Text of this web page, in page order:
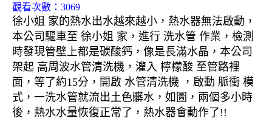
觀看次數：3069
徐小姐 家的熱水出水越來越小，熱水器無法啟動，
本公司驅車至 徐小姐 家，進行 洗水管 作業，檢測
時發現管壁上都是碳酸鈣，像是長滿水晶，本公司
架起 高周波水管清洗機，灌入 檸檬酸 至管路裡
面，等了約15分，開啟 水管清洗機 ，啟動 脈衝 模
式，一洗水管就流出土色髒水，如圖，兩個多小時
後，熱水水量恢復正常了，熱水器會動作了!!